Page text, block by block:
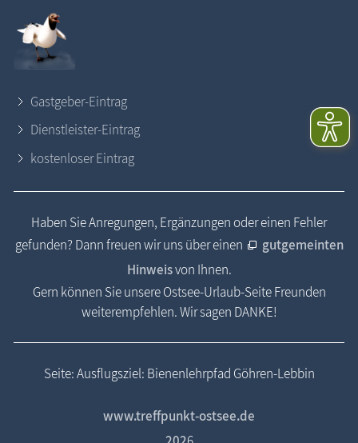
Gastgeber-Eintrag
Dienstleister-Eintrag
kostenloser Eintrag
Haben Sie Anregungen, Ergänzungen oder einen Fehler
gefunden? Dann freuen wir uns über einen
gutgemeinten
Hinweisvon Ihnen.
Gern können Sie unsere Ostsee-Urlaub-Seite Freunden
weiterempfehlen. Wir sagen DANKE!
Seite: Ausflugsziel: Bienenlehrpfad Göhren-Lebbin
www.treffpunkt-ostsee.de